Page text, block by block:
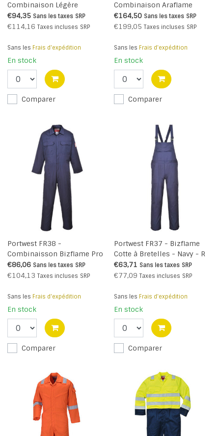
Combinaison Légère
Bizflame Plus (R)
€94,35 Sans les taxes SRP
€114,16 Taxes incluses SRP
Sans les Frais d'expédition
En stock
Comparer
Combinaison Araflame
Silver (R)
€164,50 Sans les taxes SRP
€199,05 Taxes incluses SRP
Sans les Frais d'expédition
En stock
Comparer
Portwest FR38 -
Combinaisson Bizflame Pro
Contrast - Navy - R
€86,06 Sans les taxes SRP
€104,13 Taxes incluses SRP
Sans les Frais d'expédition
En stock
Comparer
Portwest FR37 - Bizflame
Cotte à Bretelles - Navy - R
€63,71 Sans les taxes SRP
€77,09 Taxes incluses SRP
Sans les Frais d'expédition
En stock
Comparer